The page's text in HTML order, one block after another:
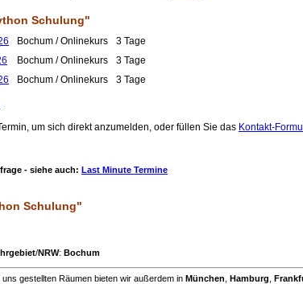
Schulung"
Bochum / Onlinekurs
3 Tage
Bochum / Onlinekurs
3 Tage
Bochum / Onlinekurs 3 Tage
um sich direkt anzumelden, oder füllen Sie das Kontakt-
- siehe auch: Last Minute Termine
Schulung"
/NRW: Bochum
gestellten Räumen bieten wir außerdem in München Hamburg